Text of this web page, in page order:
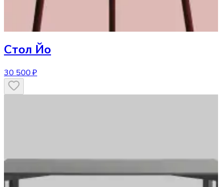
Стол Йо
30 500 ₽